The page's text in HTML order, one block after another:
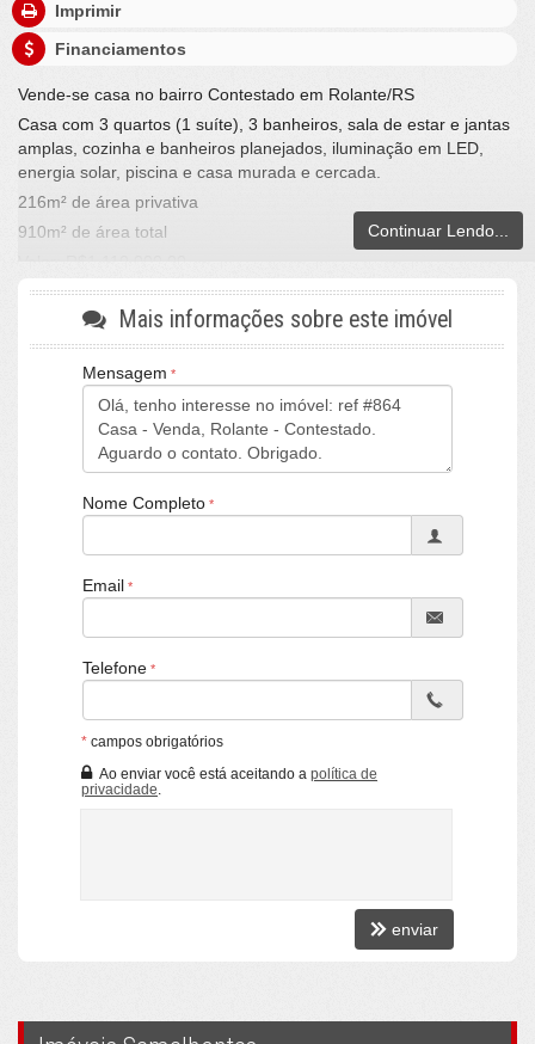
Imprimir
Financiamentos
Vende-se casa no bairro Contestado em Rolante/RS
Casa com 3 quartos (1 suíte), 3 banheiros, sala de estar e jantas
amplas, cozinha e banheiros planejados, iluminação em LED,
energia solar, piscina e casa murada e cercada.
216m² de área privativa
910m² de área total
Fone whats: (51) 99960-1820 ou (51) 98045-6607
LA VILLE IMÓVEIS
CRECI/RS 25036-J - Rolante / RS
Continuar Lendo...
Mais informações sobre este imóvel
Mensagem
Nome Completo
Email
Telefone
* campos obrigatórios
Ao enviar você está aceitando a política de
privacidade
enviar